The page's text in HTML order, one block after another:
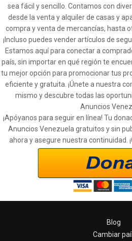
sea fácil y sencillo. Contamos con
desde la venta y alquiler de casas y
compra y venta de mercancías, hasta
¡Incluso puedes vender artículos de
Estamos aquí para conectar a
país, sin importar en qué región te
tu mejor opción para promocionar tus
eficiente y gratuita. ¡Únete a nuestra
mismo y descubre todas las
Anuncios
¡Apóyanos para seguir en línea! Tu
Anuncios Venezuela gratuitos y sin
ahora y asegure nuestra continuidad.
Blog
Cambiar